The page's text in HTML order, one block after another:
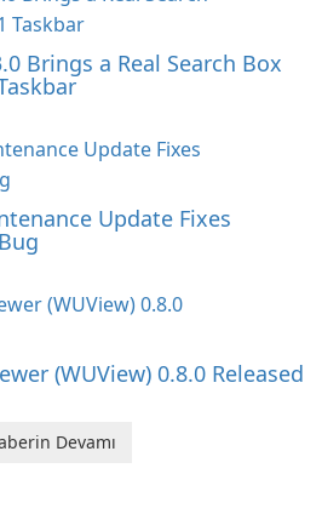
Brings a Real Search Box
Update Fixes
(WUView) 0.8.0 Released
Devamı